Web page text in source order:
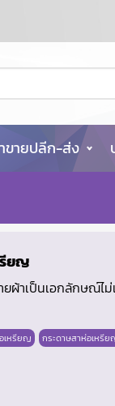
ขายปลีก-ส่ง
ยญ
ผ้าเป็นเอกลักษณ์ไม่
เหรียญ กระดาษสาห่อเหรีย